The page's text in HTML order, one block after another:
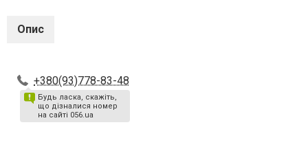
Опис
+380(93)778-83-48
Будь ласка, скажіть,
що дізналися номер
на сайті 056.ua